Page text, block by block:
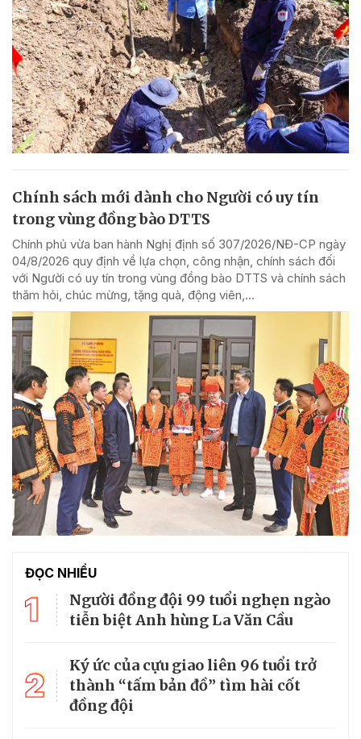
Chính sách mới dành cho Người có uy tín
trong vùng đồng bào DTTS
Chính phủ vừa ban hành Nghị định số 307/2026/NĐ-CP ngày
04/8/2026 quy định về lựa chọn, công nhận, chính sách đối
với Người có uy tín trong vùng đồng bào DTTS và chính sách
thăm hỏi, chúc mừng, tặng quà, động viên,...
ĐỌC NHIỀU
1
Người đồng đội 99 tuổi nghẹn ngào
tiễn biệt Anh hùng La Văn Cầu
2
Ký ức của cựu giao liên 96 tuổi trở
thành “tấm bản đồ” tìm hài cốt
đồng đội